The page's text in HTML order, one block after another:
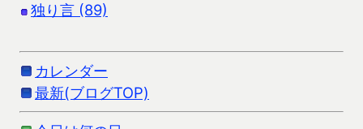
独り言 (89)
カレンダー
最新(ブログTOP)